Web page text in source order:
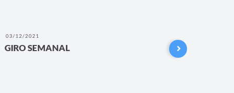
03/12/2021
GIRO SEMANAL